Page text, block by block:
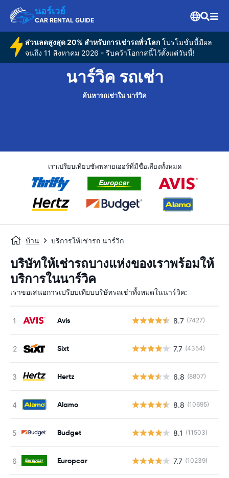
นอร์เวย์
CAR RENTAL GUIDE
ส่วนลดสูงสุด 20% สำหรับการเช่ารถทั่วโลกโปรโมชั่นนี้มีผล
จนถึง 11 สิงหาคม 2026 - รีบคว้าโอกาสนี้ไว้ตั้งแต่วันนี้!
นาร์วิค รถเช่า
ค้นหารถเช่าใน นาร์วิค
เราเปรียบเทียบซัพพลายเออร์ที่มีชื่อเสียงทั้งหมด
บ้าน บริการให้เช่ารถ นาร์วิก
บริษัทให้เช่ารถบางแห่งของเราพร้อมให้
บริการในนาร์วิค
เราขอเสนอการเปรียบเทียบบริษัทรถเช่าทั้งหมดในนาร์วิค:
Avis 8.7 (7427)
Sixt 7.7 (4354)
Hertz 6.8 (8807)
Alamo 8.8 (10695)
Budget 8.1 (11503)
Europcar 7.7 (10239)